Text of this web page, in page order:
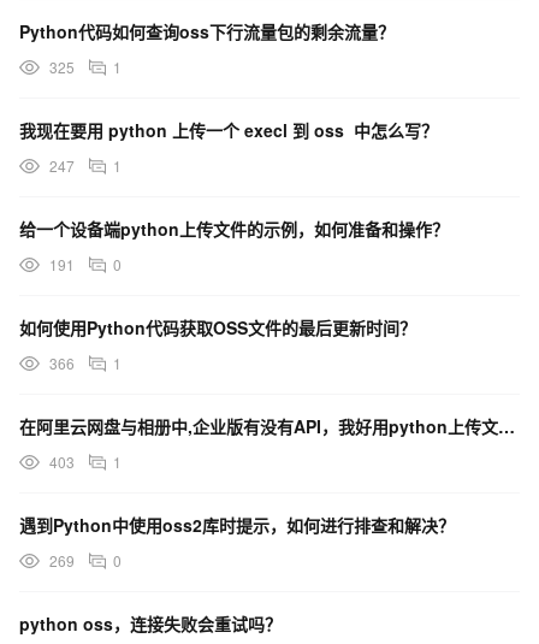
Python代码如何查询oss下行流量包的剩余流量？
325 1
我现在要用 python 上传一个 execl 到 oss 中怎么写？
247 1
给一个设备端python上传文件的示例，如何准备和操作？
191 0
如何使用Python代码获取OSS文件的最后更新时间？
366 1
在阿里云网盘与相册中,企业版有没有API，我好用python上传文件？
403 1
遇到Python中使用oss2库时提示，如何进行排查和解决？
269 0
python oss，连接失败会重试吗？